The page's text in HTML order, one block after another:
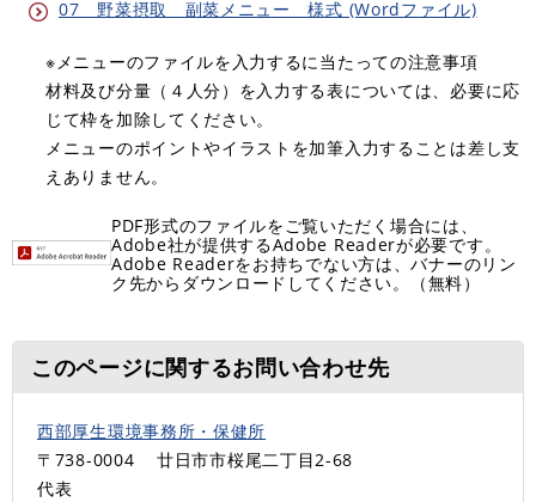
07 野菜摂取 副菜メニュー 様式 (Wordファイル)
※メニューのファイルを入力するに当たっての注意事項
材料及び分量（４人分）を入力する表については、必要に応
じて枠を加除してください。
メニューのポイントやイラストを加筆入力することは差し支
えありません。
PDF形式のファイルをご覧いただく場合には、
Adobe社が提供するAdobe Readerが必要です。
Adobe Readerをお持ちでない方は、バナーのリン
ク先からダウンロードしてください。（無料）
このページに関するお問い合わせ先
西部厚生環境事務所・保健所
〒738-0004
廿日市市桜尾二丁目2-68
代表